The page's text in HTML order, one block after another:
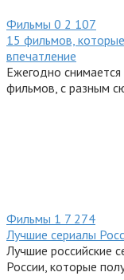
Фильмы 0 2 107
15 фильмов,
впечатление
Ежегодно
фильмов, с разным
Фильмы 1 7 274
Лучшие сериалы
Лучшие российские
России, которые